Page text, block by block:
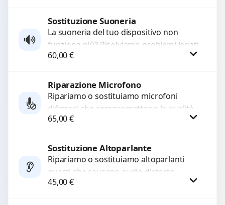
Procedi
Sostituzione Suoneria
La suoneria del tuo dispositivo non
funziona più? Risolviamo problemi legati
a moduli audio difettosi con interventi
60,00€
Procedi
Riparazione Microfono
Ripariamo o sostituiamo microfoni
difettosi che compromettono la qualità
audio delle registrazioni o delle
di...
65,00€
Procedi
Sostituzione Altoparlante
Ripariamo o sostituiamo altoparlanti
guasti che causano audio distorto,
basso o assente. Utilizziamo ricambi di
45,00€